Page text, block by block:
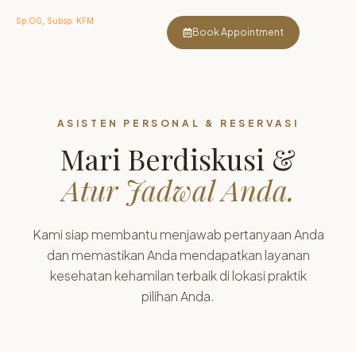
dr. Suheni N.H.
Sp.OG, Subsp. KFM
Book Appointment
ASISTEN PERSONAL & RESERVASI
Mari Berdiskusi &
Atur Jadwal Anda.
Kami siap membantu menjawab pertanyaan Anda
dan memastikan Anda mendapatkan layanan
kesehatan kehamilan terbaik di lokasi praktik
pilihan Anda.